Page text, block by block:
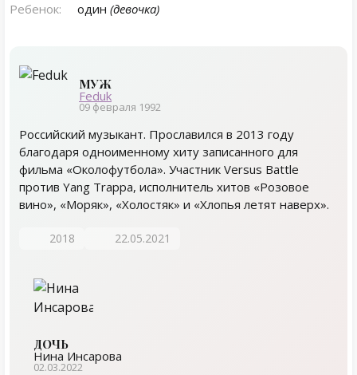
Ребенок:
один (девочка)
МУЖ
Feduk
09 февраля 1992
Российский музыкант. Прославился в 2013 году
благодаря одноименному хиту записанного для
фильма «Околофутбола». Участник Versus Battle
против Yang Trappa, исполнитель хитов «Розовое
вино», «Моряк», «Холостяк» и «Хлопья летят наверх».
2018 22.05.2021
ДОЧЬ
Нина Инсарова
02.03.2022